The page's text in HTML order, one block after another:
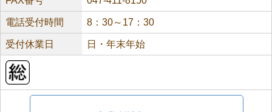
電話受付時間 8：30～17：30
受付休業日 日・年末年始